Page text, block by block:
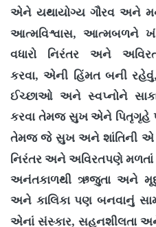
એને યથાયોગ્ય ગૌરવ અને
આત્મવિશ્વાસ, આત્મબળને
વધારો નિરંતર અને
કરવા,એની હિંમત બની રહેવું
ઈચ્છાઓ અને સ્વપ્નોને
કરવા તેમજ સુખ એને પિતૃગૃહે
તેમજ જે સુખ અને શાંતિની એ
નિરંતર અને અવિરતપણે
અનંતકાળથી ઋજુતા અને
અને કાલિકા પણ બનવાનું
એનાં સંસ્કાર, સહનશીલતા